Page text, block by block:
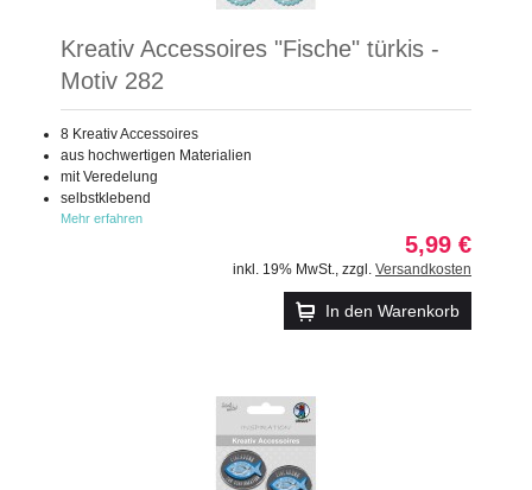
Kreativ Accessoires "Fische" türkis -
Motiv 282
8 Kreativ Accessoires
aus hochwertigen Materialien
mit Veredelung
selbstklebend
Mehr erfahren
5,99 €
inkl. 19% MwSt. zzgl. Versandkosten
In den Warenkorb